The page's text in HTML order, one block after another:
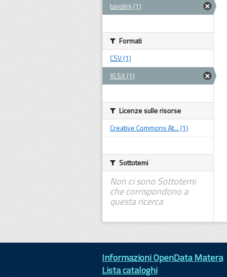
tavolini (1)
Formati
CSV (1)
XLSX (1)
Licenze sulle risorse
Creative Commons At... (1)
Sottotemi
Non ci sono Sottotemi
che corrispondono a
questa ricerca
Informazioni OpenData Matera
Lista cataloghi